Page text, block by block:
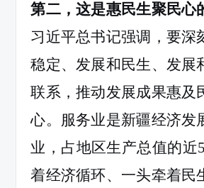
第二，这是惠民生聚民心
习近平总书记强调，要深
稳定、发展和民生、发展
联系，推动发展成果惠及
心。 服务业是新疆经济发
业，占地区生产总值的近
着经济循环、一头牵着民